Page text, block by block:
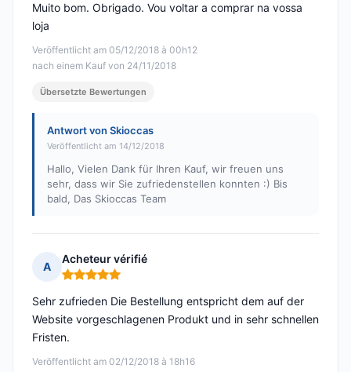
Veröffentlicht am 05/12/2018 à 00h12
nach einem Kauf von 24/11/2018
Muito bom. Obrigado. Vou voltar a comprar na vossa
loja
Übersetzte Bewertungen
Antwort von Skioccas
Veröffentlicht am 14/12/2018
Hallo, Vielen Dank für Ihren Kauf, wir freuen uns
sehr, dass wir Sie zufriedenstellen konnten :) Bis
bald, Das Skioccas Team
A
Acheteur vérifié
Hinweis: 5 von 5
Veröffentlicht am 02/12/2018 à 18h16
Sehr zufrieden Die Bestellung entspricht dem auf der
Website vorgeschlagenen Produkt und in sehr schnellen
Fristen.